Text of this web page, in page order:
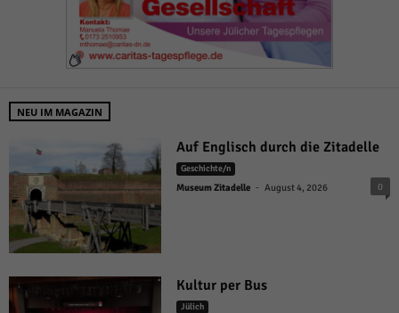
NEU IM MAGAZIN
Auf Englisch durch die Zitadelle
Geschichte/n
Museum Zitadelle - August 4, 2026 0
Kultur per Bus
Jülich